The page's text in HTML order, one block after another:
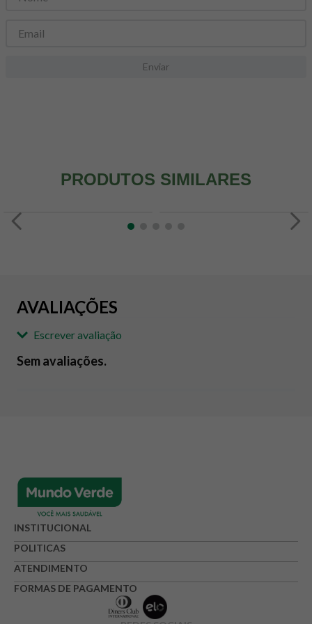
Enviar
PRODUTOS SIMILARES
AVALIAÇÕES
Escrever avaliação
Avalie o produto de 1 até 5 estrelas
★★★☆☆
Seu nome
Endereço de e-mail
Sem avaliações.
INSTITUCIONAL
POLITICAS
ATENDIMENTO
FORMAS DE PAGAMENTO
8º snack proteico mundo verde
9 psyllium